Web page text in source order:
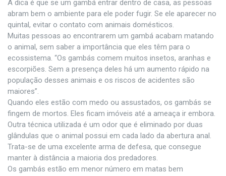
A dica é que se um gambá entrar dentro de casa, as pessoas
abram bem o ambiente para ele poder fugir. Se ele aparecer no
quintal, evitar o contato com animais domésticos.
Muitas pessoas ao encontrarem um gambá acabam matando
o animal, sem saber a importância que eles têm para o
ecossistema. “Os gambás comem muitos insetos, aranhas e
escorpiões. Sem a presença deles há um aumento rápido na
população desses animais e os riscos de acidentes são
maiores”.
Quando eles estão com medo ou assustados, os gambás se
fingem de mortos. Eles ficam imóveis até a ameaça ir embora.
Outra técnica utilizada é um odor que é eliminado por duas
glândulas que o animal possui em cada lado da abertura anal.
Trata-se de uma excelente arma de defesa, que consegue
manter à distância a maioria dos predadores.
Os gambás estão em menor número em matas bem